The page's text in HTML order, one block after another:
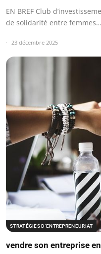
EN BREF Club
de solidarité entre femmes…
23 décembre 2025
STRATÉGIES D'ENTREPRENEURIAT
vendre son entreprise